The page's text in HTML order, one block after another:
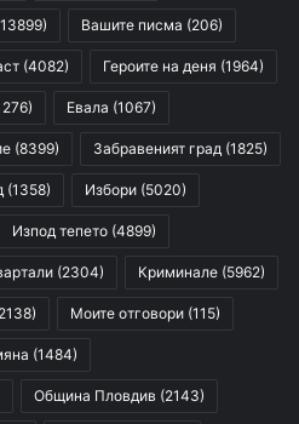
Вашите писма (206)
(4082) Героите на деня (1964)
Евала (1067)
(8399) Забравеният град (1825)
(1358) Избори (5020)
Изпод тепето (4899)
(2304) Криминале (5962)
Моите отговори (115)
(1484)
Община Пловдив (2143)